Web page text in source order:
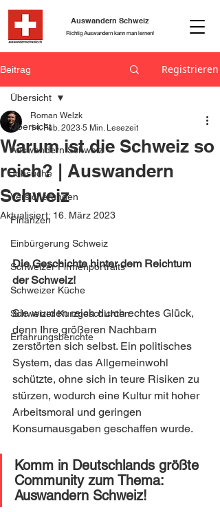
Richtig Auswandern kann man lernen!
Auswandern Schweiz
Beitrag Registrieren
Übersicht
Auswandern Schweiz
Jobsuche
Versicherungen
Finanzen
Einbürgerung Schweiz
Schweizer Firmenportraits
Schweizer Küche
Schweizer Kurzgeschichten
Erfahrungsberichte
Übersicht
Warum ist die Schweiz so
reich? | Auswandern
Schweiz
Roman Welzk
14. Feb. 2023 5 Min. Lesezeit
Aktualisiert: 16. März 2023
Die Geschichte hinter dem Reichtum
der Schweiz!
Sie wurden reich durch echtes Glück,
denn Ihre größeren Nachbarn
zerstörten sich selbst. Ein politisches
System, das das Allgemeinwohl
schützte, ohne sich in teure Risiken zu
stürzen, wodurch eine Kultur mit hoher
Arbeitsmoral und geringen
Konsumausgaben geschaffen wurde.
Komm in Deutschlands größte
Community zum Thema:
Auswandern Schweiz!